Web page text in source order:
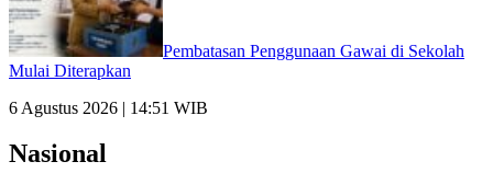
Pembatasan Penggunaan Gawai di Sekolah
Mulai Diterapkan
6 Agustus 2026 | 14:51 WIB
Nasional